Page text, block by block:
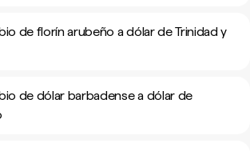
de florín arubeño a dólar de Trinidad y
de dólar barbadense a dólar de